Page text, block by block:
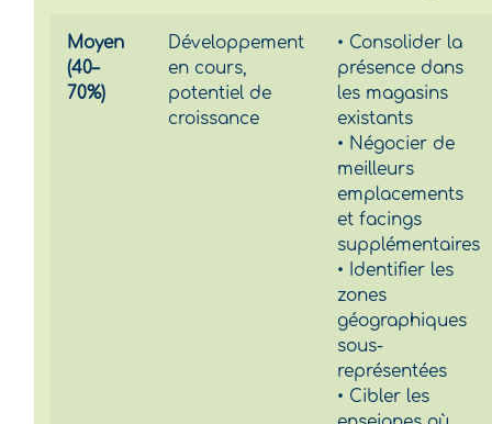
Moyen
(40–
70%)
Développement
en cours,
potentiel de
croissance
• Consolider la
présence dans
les magasins
existants
• Négocier de
meilleurs
emplacements
et facings
supplémentaires
• Identifier les
zones
géographiques
sous-
représentées
• Cibler les